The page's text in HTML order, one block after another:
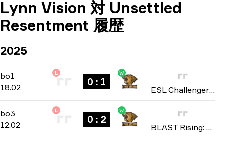
Lynn Vision 対 Unsettled
Resentment 履歴
2025
bo1 Regular Season
bo1
18.02
L
0 : 1
W
ESL Challenger League: Asia season 49 2025
bo3 -bo3
12.02
L
0 : 2
W
BLAST Rising: Asia Spring 2025